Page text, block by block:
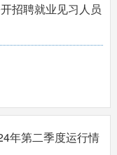
招聘就业见习人员
年第二季度运行情